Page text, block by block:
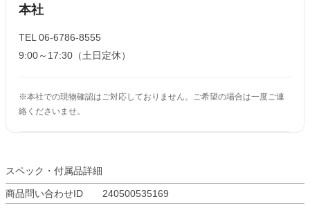
本社
TEL 06-6786-8555
9:00～17:30（土日定休）
※本社での現物確認はご対応しておりません。ご希望の場合は一度ご連
絡くださいませ。
スペック・付属品詳細
商品問い合わせID
240500535169